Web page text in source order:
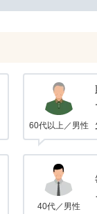
60代以上／男性
40代／男性